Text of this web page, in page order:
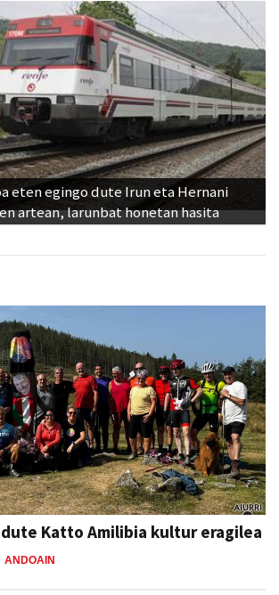
eten egingo dute Irun eta Hernani
artean, larunbat honetan hasita
Katto Amilibia kultur eragilea
ANDOAIN